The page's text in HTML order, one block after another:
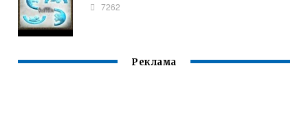
7262
Реклама